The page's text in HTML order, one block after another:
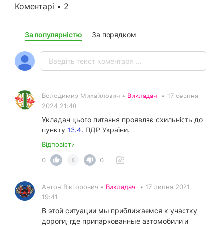
Коментарі • 2
За популярністю За порядком
Володимир Михайлович • Викладач • 17 серпня
2024 21:40
Укладач цього питання проявляє схильність до
пункту 13.4. ПДР України.
Відповісти
0
0 0
Антон Вікторович • Викладач • 17 липня 2021
19:41
В этой ситуации мы приближаемся к участку
дороги, где припаркованные автомобили и